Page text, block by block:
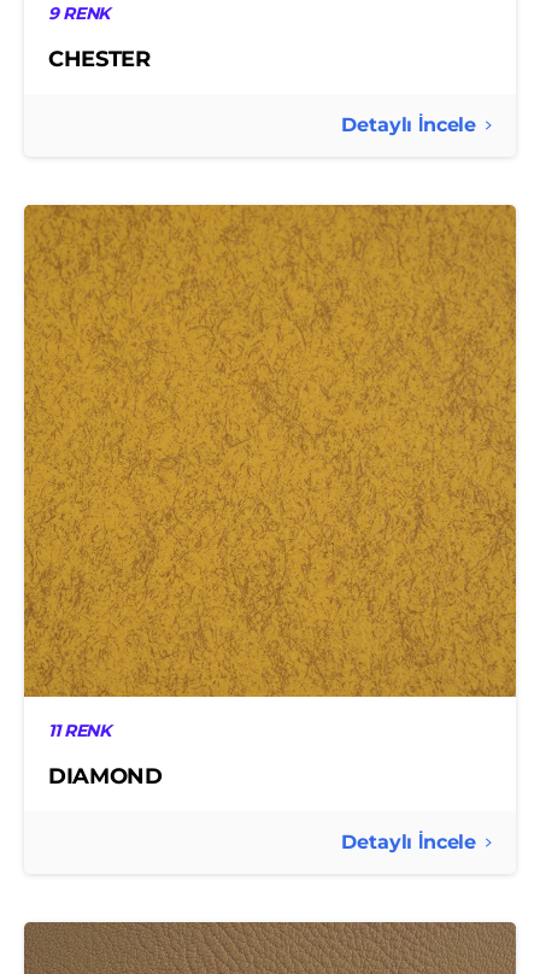
9 RENK
CHESTER
Detaylı İncele
11 RENK
DIAMOND
Detaylı İncele